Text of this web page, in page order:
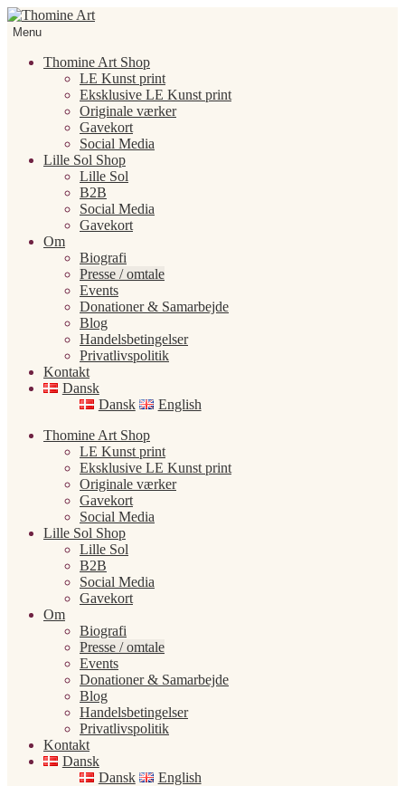
Spring
til
Spring
tilMenu
Thomine Art Shop
LE Kunst print
Eksklusive LE Kunst print
Originale værker
Gavekort
Social Media
Lille Sol Shop
Lille Sol
B2B
Social Media
Gavekort
Om
Biografi
Presse / omtale
Events
Donationer & Samarbejde
Blog
Handelsbetingelser
Privatlivspolitik
Kontakt
Dansk
Dansk
English
Thomine Art Shop
LE Kunst print
Eksklusive LE Kunst print
Originale værker
Gavekort
Social Media
Lille Sol Shop
Lille Sol
B2B
Social Media
Gavekort
Om
Biografi
Presse / omtale
Events
Donationer & Samarbejde
Blog
Handelsbetingelser
Privatlivspolitik
Kontakt
Dansk
Dansk
English